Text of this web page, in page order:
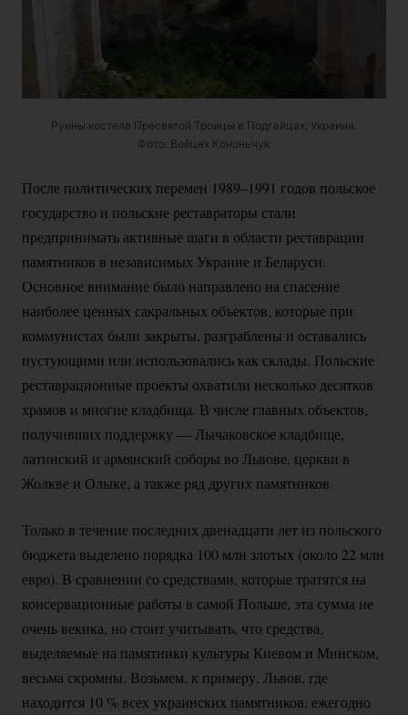
Руины костела Пресвятой Троицы в Подгайцах, Украина.
Фото: Войцех Кононьчук
После политических перемен 1989–1991 годов польское
государство и польские реставраторы стали
предпринимать активные шаги в области реставрации
памятников в независимых Украине и Беларуси.
Основное внимание было направлено на спасение
наиболее ценных сакральных объектов, которые при
коммунистах были закрыты, разграблены и оставались
пустующими или использовались как склады. Польские
реставрационные проекты охватили несколько десятков
храмов и многие кладбища. В числе главных объектов,
получивших поддержку — Лычаковское кладбище,
латинский и армянский соборы во Львове, церкви в
Жолкве и Олыке, а также ряд других памятников.
Только в течение последних двенадцати лет из польского
бюджета выделено порядка 100 млн злотых (около 22 млн
евро). В сравнении со средствами, которые тратятся на
консервационные работы в самой Польше, эта сумма не
очень векика, но стоит учитывать, что средства,
выделяемые на памятники культуры Киевом и Минском,
весьма скромны. Возьмем, к примеру, Львов, где
находится 10 % всех украинских памятников: ежегодно